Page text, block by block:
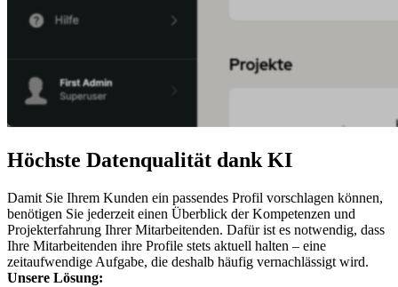
Höchste Datenqualität dank KI
Damit Sie Ihrem Kunden ein passendes Profil vorschlagen können,
benötigen Sie jederzeit einen Überblick der Kompetenzen und
Projekterfahrung Ihrer Mitarbeitenden. Dafür ist es notwendig, dass
Ihre Mitarbeitenden ihre Profile stets aktuell halten – eine
zeitaufwendige Aufgabe, die deshalb häufig vernachlässigt wird.
Unsere Lösung: